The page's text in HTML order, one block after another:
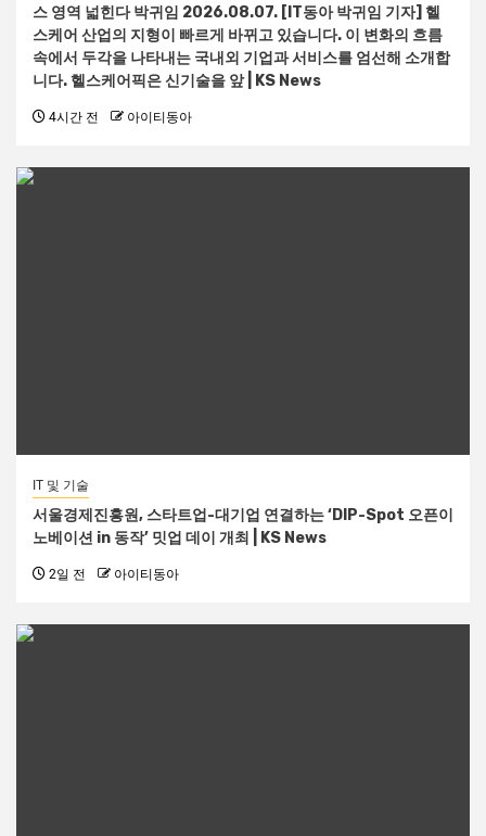
스 영역 넓힌다 박귀임 2026.08.07. [IT동아 박귀임 기자] 헬
스케어 산업의 지형이 빠르게 바뀌고 있습니다. 이 변화의 흐름
속에서 두각을 나타내는 국내외 기업과 서비스를 엄선해 소개합
니다. 헬스케어픽은 신기술을 앞 | KS News
4시간 전 아이티동아
IT 및 기술
서울경제진흥원, 스타트업-대기업 연결하는 ‘DIP-Spot 오픈이
노베이션 in 동작’ 밋업 데이 개최 | KS News
2일 전 아이티동아